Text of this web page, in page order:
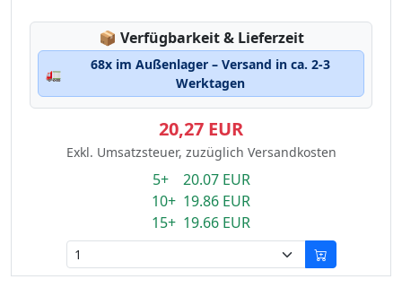
📦 Lagerstatus:
Verfügbarkeit & Lieferzeit
🚛
68x im Außenlager – Versand in ca. 2-3
Werktagen
20,27 EUR
Exkl. Umsatzsteuer, zuzüglich Versandkosten
5+ 20.07 EUR
10+ 19.86 EUR
15+ 19.66 EUR